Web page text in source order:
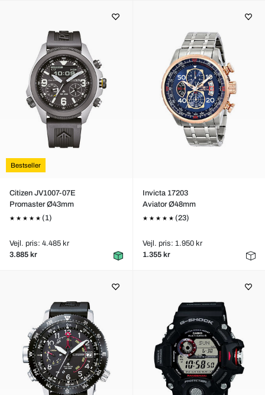
Bestseller
Citizen JV1007-07E
Promaster Ø43mm
(1)
Vejl. pris: 4.485 kr
3.885 kr
Invicta 17203
Aviator Ø48mm
(23)
Vejl. pris: 1.950 kr
1.355 kr